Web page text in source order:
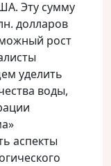
Эту сумму
долларов
рост
уделить
воды,
аспекты